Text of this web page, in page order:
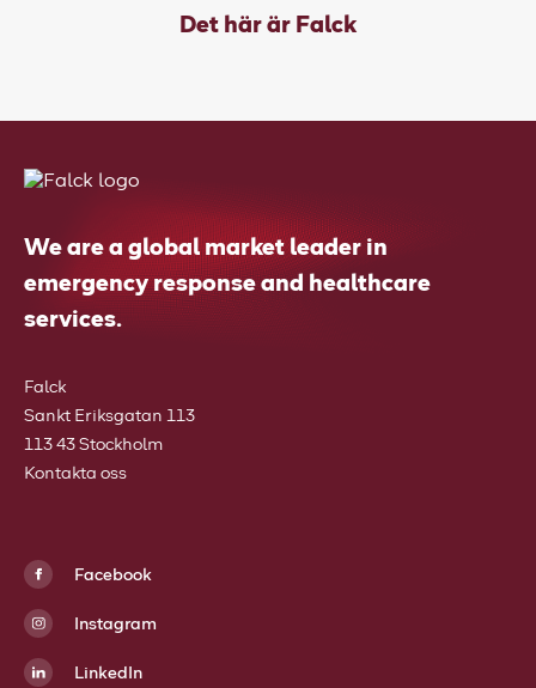
Det här är Falck
We are a global market leader in
emergency response and healthcare
services.
Falck
Sankt Eriksgatan 113
113 43 Stockholm
Kontakta oss
Facebook
Instagram
LinkedIn